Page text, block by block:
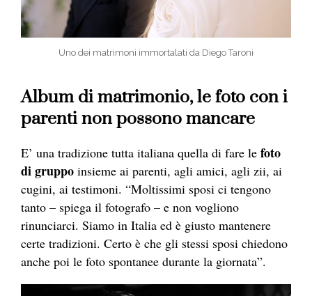
Uno dei matrimoni immortalati da Diego Taroni
Album di matrimonio, le foto con i
parenti non possono mancare
E’ una tradizione tutta italiana quella di fare le foto
di gruppo insieme ai parenti, agli amici, agli zii, ai
cugini, ai testimoni. “Moltissimi sposi ci tengono
tanto – spiega il fotografo – e non vogliono
rinunciarci. Siamo in Italia ed è giusto mantenere
certe tradizioni. Certo è che gli stessi sposi chiedono
anche poi le foto spontanee durante la giornata”.